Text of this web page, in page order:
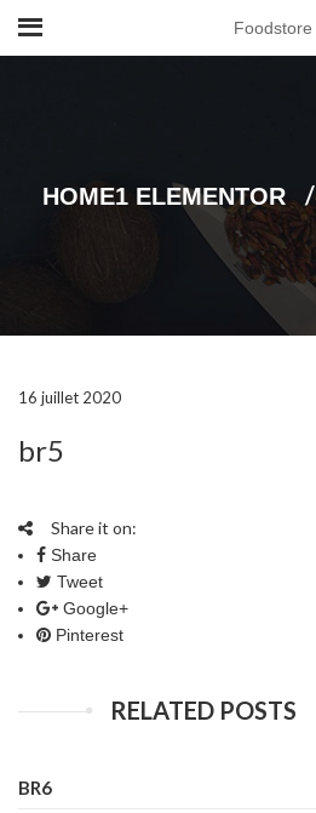
Foodstore
HOME1 ELEMENTOR /
16 juillet 2020
br5
Share it on:
Share
Tweet
Google+
Pinterest
RELATED POSTS
BR6